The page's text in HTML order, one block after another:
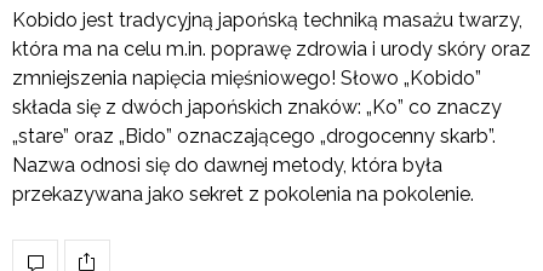
Kobido jest tradycyjną japońską techniką masażu twarzy,
która ma na celu m.in. poprawę zdrowia i urody skóry oraz
zmniejszenia napięcia mięśniowego! Słowo „Kobido”
składa się z dwóch japońskich znaków: „Ko” co znaczy
„stare” oraz „Bido” oznaczającego „drogocenny skarb”.
Nazwa odnosi się do dawnej metody, która była
przekazywana jako sekret z pokolenia na pokolenie.